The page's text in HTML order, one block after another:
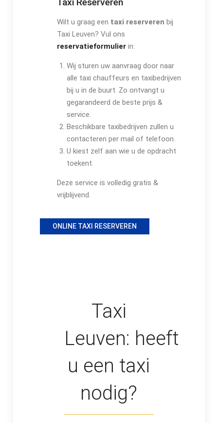
Wilt u graag een taxi reserveren bij
Taxi Leuven? Vul ons
reservatieformulierin:
Wij sturen uw aanvraag door naar
alle taxi chauffeurs en taxibedrijven
bij u in de buurt. Zo ontvangt u
gegarandeerd de beste prijs &
service.
Beschikbare taxibedrijven zullen u
contacteren per mail of telefoon.
U kiest zelf aan wie u de opdracht
toekent.
Deze service is volledig gratis &
vrijblijvend.
ONLINE TAXI RESERVEREN
Taxi
Leuven: heeft
u een taxi
nodig?